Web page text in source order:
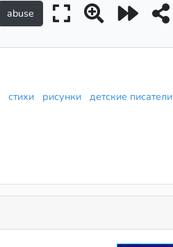
стихи рисунки детские писатели